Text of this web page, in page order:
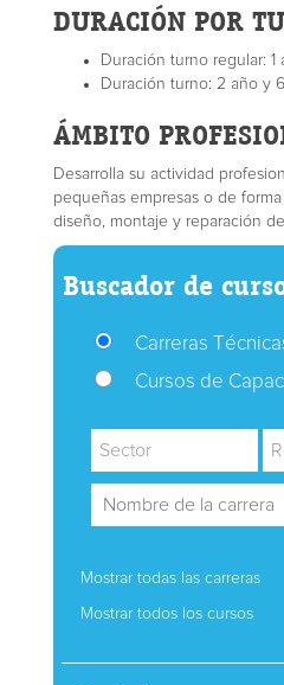
DURACIÓN POR
Duración turno regular: 1
Duración turno: 2 año y
ÁMBITO
Desarrolla su actividad
pequeñas empresas o de
diseño, montaje y reparación
Buscador de
Carreras
Cursos de
Mostrar todas las carreras
Mostrar todos los cursos